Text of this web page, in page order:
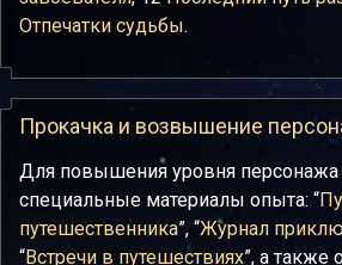
Отпечатки судьбы.
Прокачка и возвышение
Для повышения уровня персонажа
специальные материалы опыта: “
путешественника”, “Журнал
“Встречи в путешествиях”, а также